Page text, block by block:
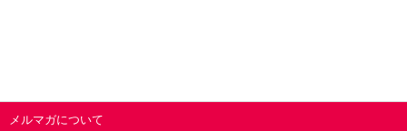
メルマガについて